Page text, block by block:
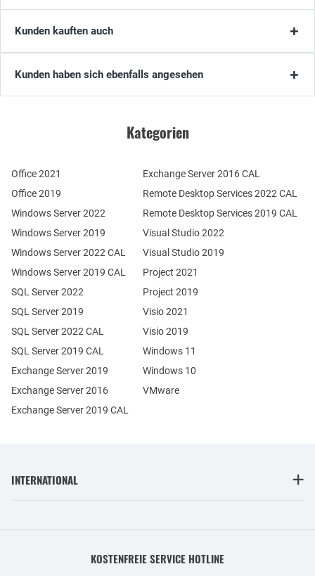
Kunden kauften auch
Kunden haben sich ebenfalls angesehen
Kategorien
Office 2021
Office 2019
Windows Server 2022
Windows Server 2019
Exchange Server 2019
Exchange Server 2016
SQL Server 2022
SQL Server 2019
Windows Server 2022 CAL
Windows Server 2019 CAL
SQL Server 2022 CAL
SQL Server 2019 CAL
Remote Desktop Services 2022 CAL
Remote Desktop Services 2019 CAL
Exchange Server 2019 CAL
Exchange Server 2016 CAL
Visual Studio 2022
Visual Studio 2019
Project 2021
Project 2019
Visio 2021
Visio 2019
Windows 11
Windows 10
VMware
INTERNATIONAL
KOSTENFREIE SERVICE HOTLINE